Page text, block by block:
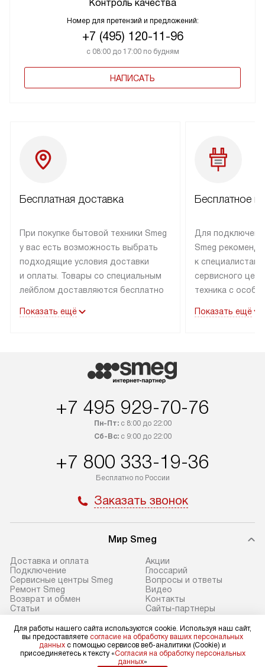
Контроль качества
Номер для претензий и предложений:
+7 (495) 120-11-96
с 08:00 до 17:00 по будням
НАПИСАТЬ
Бесплатная доставка
При покупке бытовой техники Smeg
у вас есть возможность выбрать
подходящие условия доставки
и оплаты. Товары со специальным
лейблом доставляются бесплатно
до подъезда. Доставка за пределы
маркировку «в наличии», может
быть отправлен покупателю
в Санкт-Петербург и другие
транспортные компании. После
доставляем заказ до офиса
транспортной компании в Москве.
доставки у менеджера при
В день, согласованный с вами,
упакованный товар до подъезда.
Если вам необходимо доставить
покупку до двери вашей квартиры
или места установки, пожалуйста,
предварительно согласуйте это
с менеджером. За эту услугу будет
взиматься дополнительная плата.
Показать ещё
Бесплатное
Для
Smeg
к специалистам
сервисного
техника с
коммуникациям.
подключения к
определяется в
в себя снятие
отдельных
по уровню и
существующим
После этого
Показать ещё
+7 495 929-70-76
Пн-Пт:с 8:00 до 22:00
Сб-Вс:с 9:00 до 22:00
+7 800 333-19-36
Бесплатно по России
Заказать звонок
Мир Smeg
Доставка и оплата
Подключение
Сервисные центры Smeg
Ремонт Smeg
Возврат и обмен
Статьи
Акции
Глоссарий
Вопросы и ответы
Видео
Контакты
Сайты-партнеры
Для физических лиц
shop@sm-rus.ru
Для юридических лиц
Для работы нашего сайта используются cookie. Используя наш сайт,
вы предоставляете согласие на обработку ваших персональных
данных с помощью сервисов веб-аналитики (Cookie) и
присоединяетесь к тексту «Согласия на обработку персональных
данных»